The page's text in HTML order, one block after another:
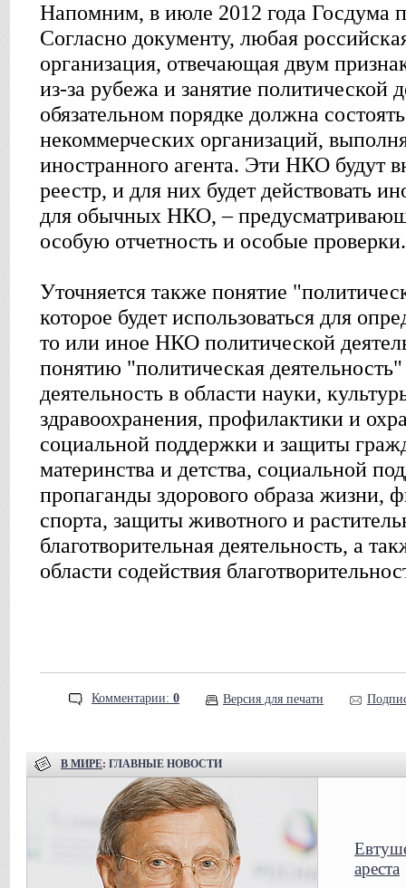
Напомним, в июле 2012 года Госдума
Согласно документу, любая
организация, отвечающая двум
из-за рубежа и занятие политической
обязательном порядке должна
некоммерческих организаций,
иностранного агента. Эти НКО будут
реестр, и для них будет действовать
для обычных НКО, –
особую отчетность и особые проверки.
Уточняется также понятие
которое будет использоваться для
то или иное НКО политической
понятию "политическая деятельность"
деятельность в области науки,
здравоохранения, профилактики и
социальной поддержки и защиты
материнства и детства, социальной
пропаганды здорового образа жизни,
спорта, защиты животного и
благотворительная деятельность, а
области содействия
Комментарии: 0 Версия для печати
В МИРЕ: ГЛАВНЫЕ НОВОСТИ
ареста